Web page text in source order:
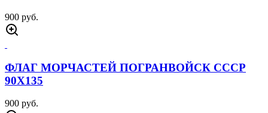
900 руб.
ФЛАГ МОРЧАСТЕЙ ПОГРАНВОЙСК СССР
90Х135
900 руб.